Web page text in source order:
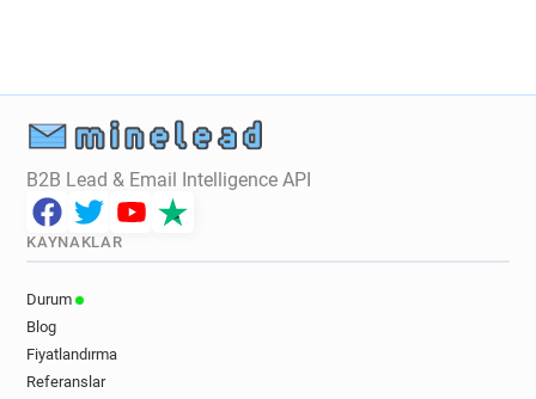
B2B Lead & Email Intelligence API
KAYNAKLAR
Durum
Blog
Fiyatlandırma
Referanslar